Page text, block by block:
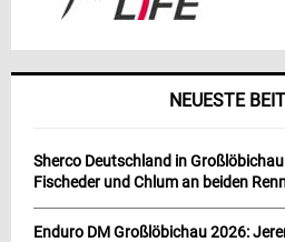
NEUESTE
Sherco Deutschland in
Fischeder und Chlum an beiden
Enduro DM Großlöbichau 2026: